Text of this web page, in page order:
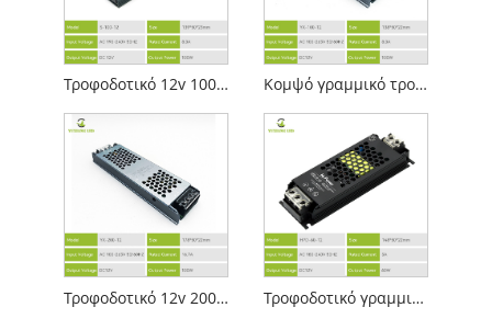
Τροφοδοτικό 12v 100w Stylish Led Linear Lighting Κομψό γραμμικό τροφοδοτικό 12V 100W
Τροφοδοτικό 12v 200w Stylish Led Linear Lighting Τροφοδοτικό γραμμικού φωτισμού 12v 60w ημι-κόλλας